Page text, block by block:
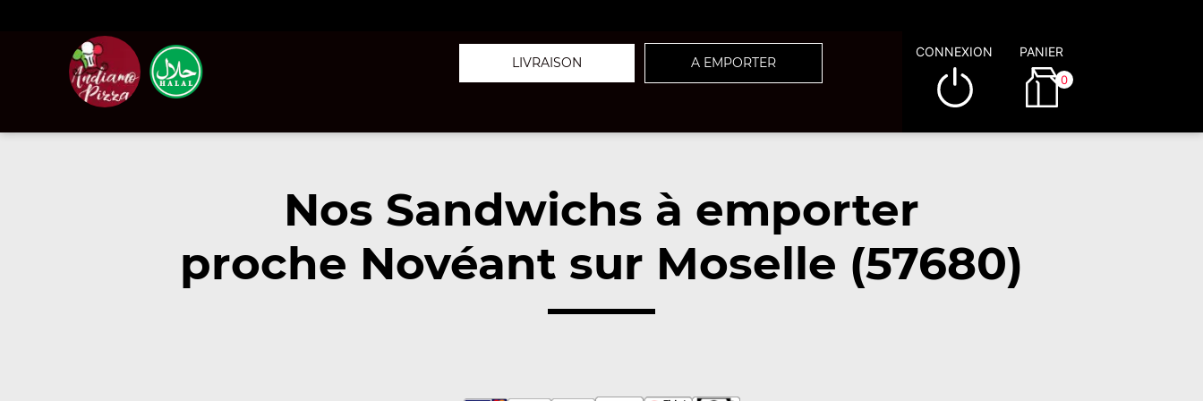
LIVRAISON A EMPORTER
CONNEXION PANIER
0
Nos Sandwichs à emporter
proche Novéant sur Moselle (57680)